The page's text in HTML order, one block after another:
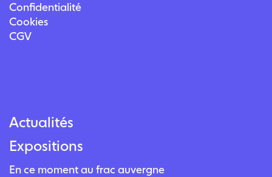
Confidentialité
Cookies
CGV
Actualités
Expositions
En ce moment au frac auvergne